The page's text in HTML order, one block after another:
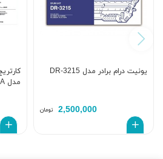
یونیت درام برادر مدل DR-3215
2,500,000 تومان
مدل HP 110A